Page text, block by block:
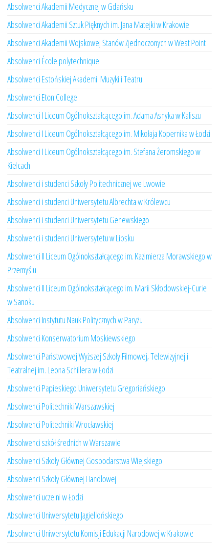
Absolwenci Akademii Medycznej w Gdańsku
Absolwenci Akademii Sztuk Pięknych im. Jana Matejki w Krakowie
Absolwenci Akademii Wojskowej Stanów Zjednoczonych w West Point
Absolwenci École polytechnique
Absolwenci Estońskiej Akademii Muzyki i Teatru
Absolwenci Eton College
Absolwenci I Liceum Ogólnokształcącego im. Adama Asnyka w Kaliszu
Absolwenci I Liceum Ogólnokształcącego im. Mikołaja Kopernika w Łodzi
Absolwenci I Liceum Ogólnokształcącego im. Stefana Żeromskiego w
Kielcach
Absolwenci i studenci Szkoły Politechnicznej we Lwowie
Absolwenci i studenci Uniwersytetu Albrechta w Królewcu
Absolwenci i studenci Uniwersytetu Genewskiego
Absolwenci i studenci Uniwersytetu w Lipsku
Absolwenci II Liceum Ogólnokształcącego im. Kazimierza Morawskiego w
Przemyślu
Absolwenci II Liceum Ogólnokształcącego im. Marii Skłodowskiej-Curie
w Sanoku
Absolwenci Instytutu Nauk Politycznych w Paryżu
Absolwenci Konserwatorium Moskiewskiego
Absolwenci Państwowej Wyższej Szkoły Filmowej, Telewizyjnej i
Teatralnej im. Leona Schillera w Łodzi
Absolwenci Papieskiego Uniwersytetu Gregoriańskiego
Absolwenci Politechniki Warszawskiej
Absolwenci Politechniki Wrocławskiej
Absolwenci szkół średnich w Warszawie
Absolwenci Szkoły Głównej Gospodarstwa Wiejskiego
Absolwenci Szkoły Głównej Handlowej
Absolwenci uczelni w Łodzi
Absolwenci Uniwersytetu Jagiellońskiego
Absolwenci Uniwersytetu Komisji Edukacji Narodowej w Krakowie